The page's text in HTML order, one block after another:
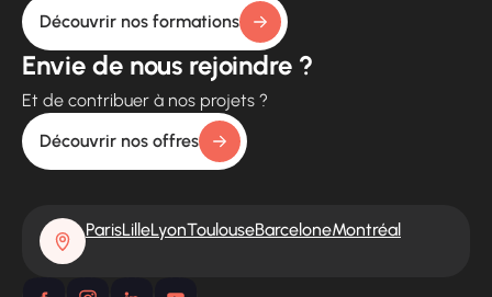
Découvrir nos formations
Envie de nous rejoindre ?
Et de contribuer à nos projets ?
Découvrir nos offres
ParisLilleLyonToulouseBarceloneMontréal